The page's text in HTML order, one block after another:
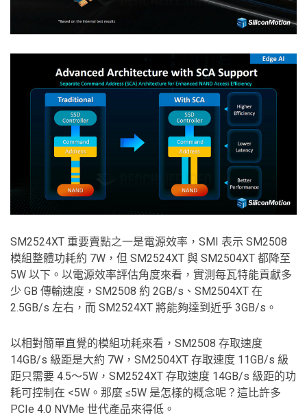
SM2524XT 重要賣點之一是電源效率，SMI 表示 SM2508
模組整體功耗約 7W，但 SM2524XT 與 SM2504XT 都降至
5W 以下。以電源效率評估角度來看，實測每瓦特能貢獻多
少 GB 傳輸速度，SM2508 約 2GB/s、SM2504XT 在
2.5GB/s 左右，而 SM2524XT 將能夠達到近乎 3GB/s。
以相對簡單直覺的模組功耗來看，SM2508 存取速度
14GB/s 級距是大約 7W，SM2504XT 存取速度 11GB/s 級
距只需要 4.5～5W，SM2524XT 存取速度 14GB/s 級距的功
耗可控制在 <5W。那麼 ≤5W 是怎樣的概念呢？這比許多
PCIe 4.0 NVMe 世代產品來得低。